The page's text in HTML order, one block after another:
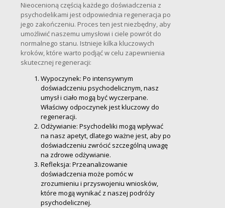
Nieocenioną częścią każdego doświadczenia z
psychodelikami jest odpowiednia regeneracja po
jego zakończeniu. Proces ten jest niezbędny, aby
umożliwić naszemu umysłowi i ciele powrót do
normalnego stanu. Istnieje kilka kluczowych
kroków, które warto podjąć w celu zapewnienia
skutecznej regeneracji:
Wypoczynek: Po intensywnym
doświadczeniu psychodelicznym, nasz
umysł i ciało mogą być wyczerpane.
Właściwy odpoczynek jest kluczowy do
regeneracji.
Odżywianie: Psychodeliki mogą wpływać
na nasz apetyt, dlatego ważne jest, aby po
doświadczeniu zwrócić szczególną uwagę
na zdrowe odżywianie.
Refleksja: Przeanalizowanie
doświadczenia może pomóc w
zrozumieniu i przyswojeniu wniosków,
które mogą wynikać z naszej podróży
psychodelicznej.